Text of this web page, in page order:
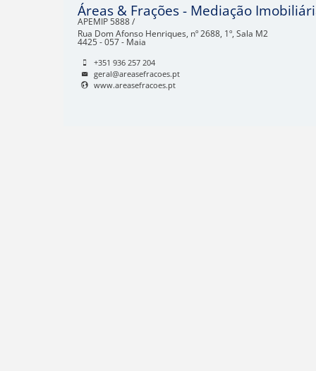
Áreas & Frações - Mediação
APEMIP5888 /
Rua Dom Afonso Henriques, nº 2688, 1º, Sala M2
4425 - 057 - Maia
+351 936 257 204
geral@areasefracoes.pt
www.areasefracoes.pt